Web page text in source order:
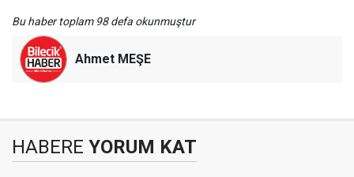
Bu haber toplam 98 defa okunmuştur
Ahmet MEŞE
HABERE YORUM KAT